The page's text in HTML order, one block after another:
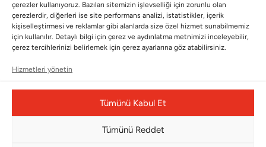
çerezler kullanıyoruz. Bazıları sitemizin işlevselliği için zorunlu olan
çerezlerdir, diğerleri ise site performans analizi, istatistikler, içerik
kişiselleştirmesi ve reklamlar gibi alanlarda size özel hizmet sunabilmemiz
için kullanılır. Detaylı bilgi için çerez ve aydınlatma metnimizi inceleyebilir,
çerez tercihlerinizi belirlemek için çerez ayarlarına göz atabilirsiniz.
Hizmetleri yönetin
Tümünü Kabul Et
Tümünü Reddet